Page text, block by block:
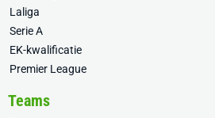
Laliga
Serie A
EK-kwalificatie
Premier League
Teams